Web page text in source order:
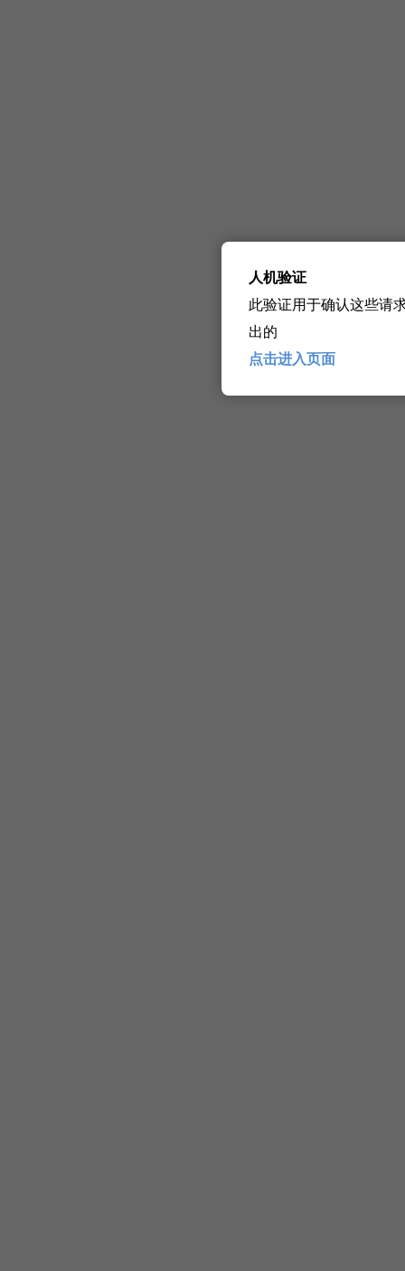
人机验证
此验证用于确认这些请
出的
点击进入页面